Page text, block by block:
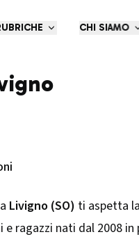
CHI SIAMO
Livigno (SO) ti aspetta la
e ragazzi nati dal 2008 in